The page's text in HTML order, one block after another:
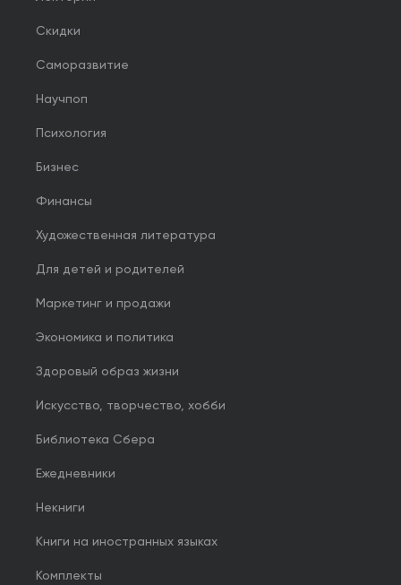
Скидки
Саморазвитие
Научпоп
Психология
Бизнес
Финансы
Художественная литература
Для детей и родителей
Маркетинг и продажи
Экономика и политика
Здоровый образ жизни
Искусство, творчество, хобби
Библиотека Сбера
Ежедневники
Некниги
Книги на иностранных языках
Комплекты